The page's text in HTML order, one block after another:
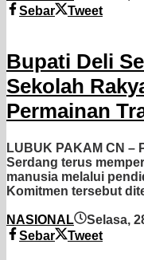
Sebar
Tweet
Bupati Deli
Sekolah
Permainan
LUBUK PAKAM CN –
Serdang terus
manusia melalui
Komitmen tersebut
NASIONAL Selasa,
Sebar
Tweet